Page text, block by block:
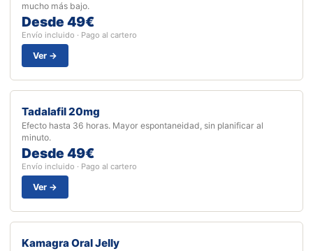
mucho más bajo.
Desde 49€
Envío incluido · Pago al cartero
Ver →
Tadalafil 20mg
Efecto hasta 36 horas. Mayor espontaneidad, sin planificar al
minuto.
Desde 49€
Envío incluido · Pago al cartero
Ver →
Kamagra Oral Jelly